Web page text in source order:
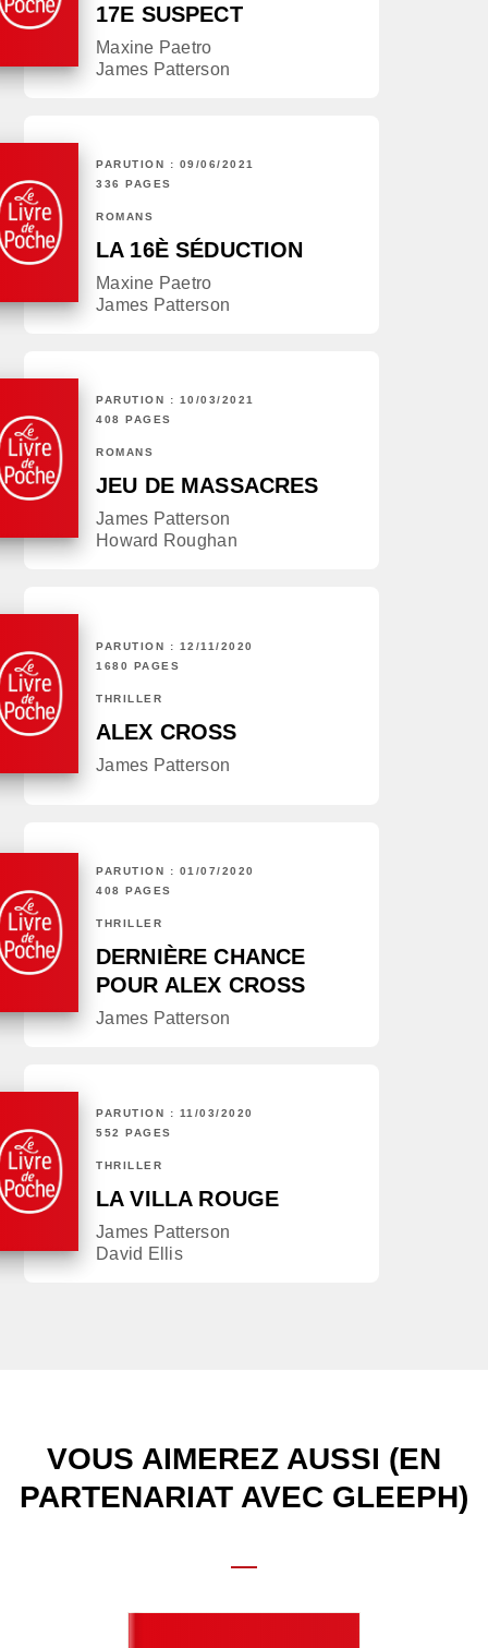
17E SUSPECT
Maxine Paetro
James Patterson
PARUTION : 09/06/2021
336 PAGES
ROMANS
LA 16È SÉDUCTION
Maxine Paetro
James Patterson
PARUTION : 10/03/2021
408 PAGES
ROMANS
JEU DE MASSACRES
James Patterson
Howard Roughan
PARUTION : 12/11/2020
1680 PAGES
THRILLER
ALEX CROSS
James Patterson
PARUTION : 01/07/2020
408 PAGES
THRILLER
DERNIÈRE CHANCE
POUR ALEX CROSS
James Patterson
PARUTION : 11/03/2020
552 PAGES
THRILLER
LA VILLA ROUGE
James Patterson
David Ellis
VOUS AIMEREZ AUSSI (EN
PARTENARIAT AVEC GLEEPH)